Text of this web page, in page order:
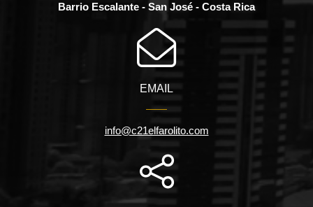
Barrio Escalante - San José - Costa Rica
EMAIL
info@c21elfarolito.com